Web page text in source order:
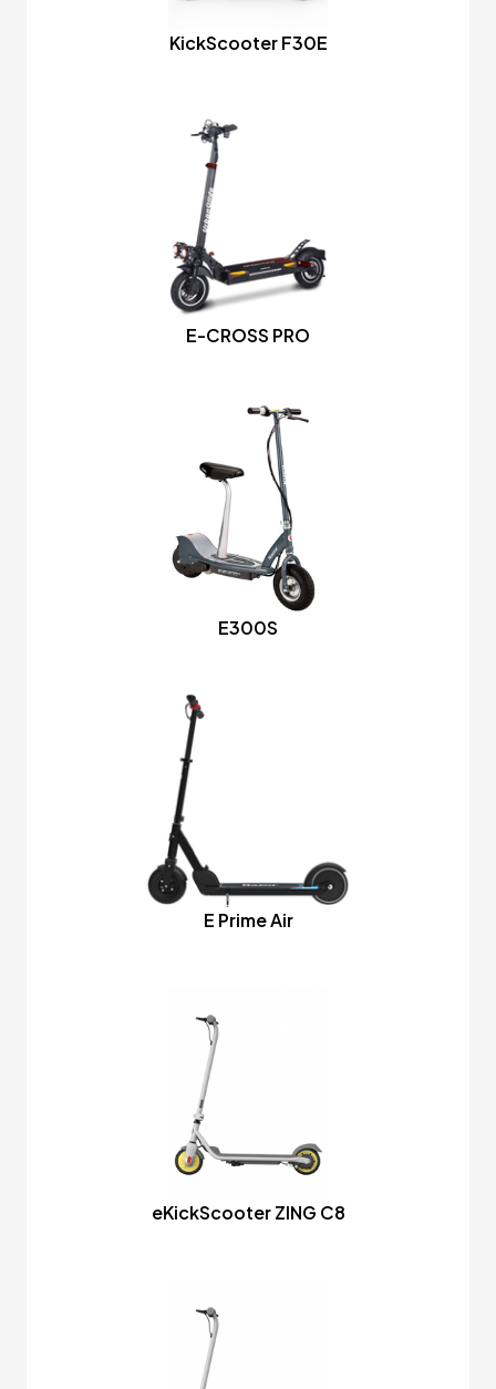
KickScooter F30E
E-CROSS PRO
E300S
E Prime Air
eKickScooter ZING C8